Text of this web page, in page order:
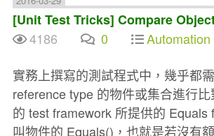
[Unit Test Tricks] Compare
4186
0
Automation
實務上撰寫的測試程式中，幾乎都
reference type 的物件或集合進行
的 test framework 所提供的 Equals
叫物件的 Equals()，也就是若沒有